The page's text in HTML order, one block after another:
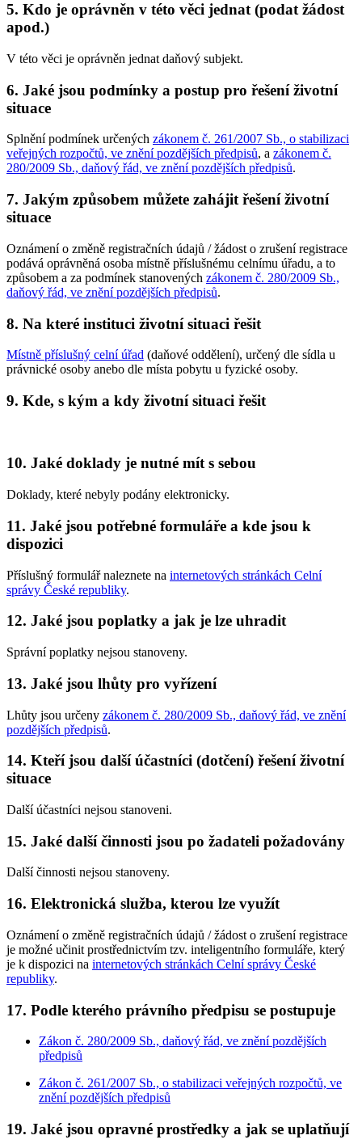
5. Kdo je oprávněn v této věci jednat (podat žádost
apod.)
V této věci je oprávněn jednat daňový subjekt.
6. Jaké jsou podmínky a postup pro řešení životní
situace
Splnění podmínek určených zákonem č. 261/2007 Sb., o stabilizaci
veřejných rozpočtů, ve znění pozdějších předpisů, a zákonem č.
280/2009 Sb., daňový řád, ve znění pozdějších předpisů.
7. Jakým způsobem můžete zahájit řešení životní
situace
Oznámení o změně registračních údajů / žádost o zrušení registrace
podává oprávněná osoba místně příslušnému celnímu úřadu, a to
způsobem a za podmínek stanovených zákonem č. 280/2009 Sb.,
daňový řád, ve znění pozdějších předpisů.
8. Na které instituci životní situaci řešit
Místně příslušný celní úřad (daňové oddělení), určený dle sídla u
právnické osoby anebo dle místa pobytu u fyzické osoby.
9. Kde, s kým a kdy životní situaci řešit
10. Jaké doklady je nutné mít s sebou
Doklady, které nebyly podány elektronicky.
11. Jaké jsou potřebné formuláře a kde jsou k
dispozici
Příslušný formulář naleznete na internetových stránkách Celní
správy České republiky.
12. Jaké jsou poplatky a jak je lze uhradit
Správní poplatky nejsou stanoveny.
13. Jaké jsou lhůty pro vyřízení
Lhůty jsou určeny zákonem č. 280/2009 Sb., daňový řád, ve znění
pozdějších předpisů.
14. Kteří jsou další účastníci (dotčení) řešení životní
situace
Další účastníci nejsou stanoveni.
15. Jaké další činnosti jsou po žadateli požadovány
Další činnosti nejsou stanoveny.
16. Elektronická služba, kterou lze využít
Oznámení o změně registračních údajů / žádost o zrušení registrace
je možné učinit prostřednictvím tzv. inteligentního formuláře, který
je k dispozici na internetových stránkách Celní správy České
republiky.
17. Podle kterého právního předpisu se postupuje
Zákon č. 280/2009 Sb., daňový řád, ve znění pozdějších
předpisů
Zákon č. 261/2007 Sb., o stabilizaci veřejných rozpočtů, ve
znění pozdějších předpisů
19. Jaké jsou opravné prostředky a jak se uplatňují